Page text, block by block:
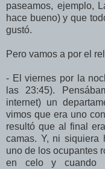
paseamos, ejemplo,
hace bueno) y que
gustó.
Pero vamos a por el
- El viernes por la
las 23:45).
internet) un
vimos que era uno
resultó que al final
camas. Y, ni siquiera
uno de los ocupantes
en celo y cuando